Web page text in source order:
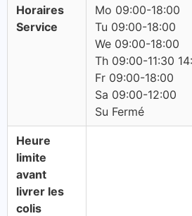
Horaires
Service
Mo 09:00-18:00
Tu 09:00-18:00
We 09:00-18:00
Th 09:00-11:30
Fr 09:00-18:00
Sa 09:00-12:00
Su Fermé
Heure
limite
avant
livrer les
colis